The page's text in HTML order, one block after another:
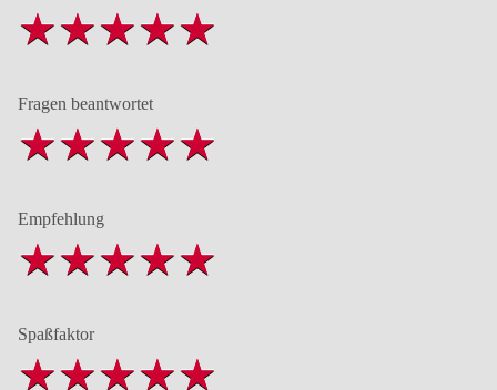
Fragen beantwortet
Empfehlung
Spaßfaktor